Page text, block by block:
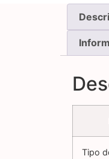
Tipo